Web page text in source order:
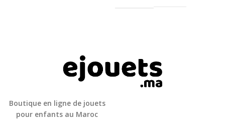
Boutique en ligne de jouets
pour enfants au Maroc